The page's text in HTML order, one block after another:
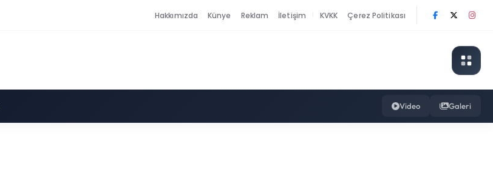
Hakkımızda Künye Reklam İletişim KVKK Çerez Politikası
Video Galeri